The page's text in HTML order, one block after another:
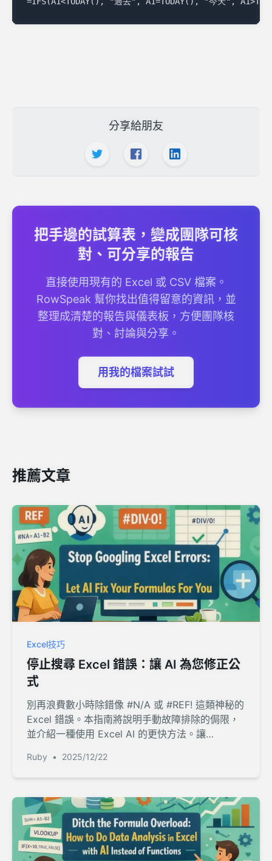
分享給朋友
把手邊的試算表，變成團隊可核
對、可分享的報告
直接使用現有的 Excel 或 CSV 檔案。
RowSpeak 幫你找出值得留意的資訊，並
整理成清楚的報告與儀表板，方便團隊核
對、討論與分享。
用我的檔案試試
推薦文章
Excel技巧
停止搜尋 Excel 錯誤：讓 AI 為您修正公
式
別再浪費數小時除錯像 #N/A 或 #REF! 這類神秘的
Excel 錯誤。本指南將說明手動故障排除的侷限，
並介紹一種使用 Excel AI 的更快方法。讓
析，而非錯誤代碼。
Ruby • 2025/12/22